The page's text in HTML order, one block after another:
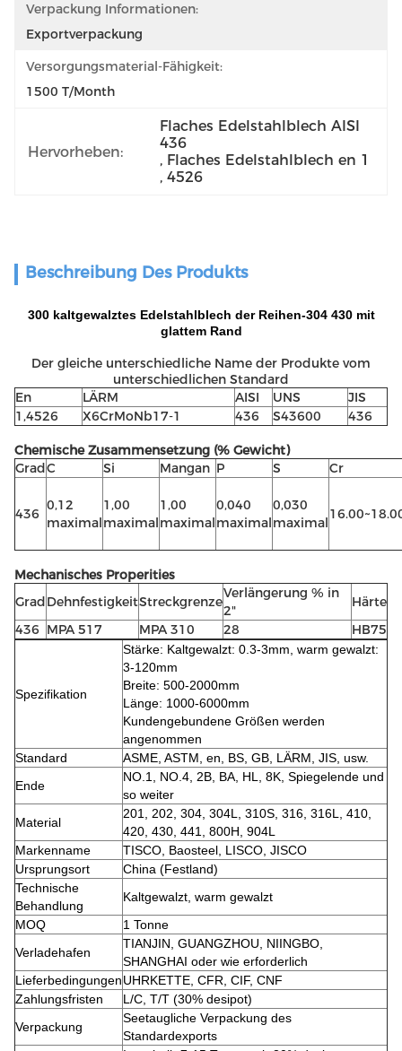
Verpackung Informationen:
Exportverpackung
Versorgungsmaterial-Fähigkeit:
1500 T/Month
Hervorheben:
Flaches Edelstahlblech AISI
436
, Flaches Edelstahlblech en 1
, 4526
Beschreibung Des Produkts
300 kaltgewalztes Edelstahlblech der Reihen-304 430 mit
glattem Rand
Der gleiche unterschiedliche Name der Produkte vom
unterschiedlichen Standard
En
LÄRM AISI UNS
JIS
1,4526
X6CrMoNb17-1 436 S43600 436
Chemische Zusammensetzung (% Gewicht)
GradC Si Mangan P S Cr
436
0,12
maximal
1,00
maximal
1,00
maximal
0,040
maximal
0,030
maximal
Mechanisches Properities
GradDehnfestigkeitStreckgrenze
Verlängerung % in
2"
Härte
436 MPA 517 MPA 310 28 HB75
Spezifikation
Stärke: Kaltgewalzt: 0.3-3mm, warm gewalzt:
3-120mm
Breite: 500-2000mm
Länge: 1000-6000mm
Kundengebundene Größen werden
angenommen
Standard
ASME, ASTM, en, BS, GB, LÄRM, JIS, usw.
Ende
NO.1, NO.4, 2B, BA, HL, 8K, Spiegelende und
so weiter
Material
201, 202, 304, 304L, 310S, 316, 316L, 410,
420, 430, 441, 800H, 904L
Markenname
TISCO, Baosteel, LISCO, JISCO
Ursprungsort
China (Festland)
Technische
Behandlung
Kaltgewalzt, warm gewalzt
MOQ
1 Tonne
Verladehafen
TIANJIN, GUANGZHOU, NIINGBO,
SHANGHAI oder wie erforderlich
LieferbedingungenUHRKETTE, CFR, CIF, CNF
Zahlungsfristen
L/C, T/T (30% desipot)
Verpackung
Seetaugliche Verpackung des
Standardexports